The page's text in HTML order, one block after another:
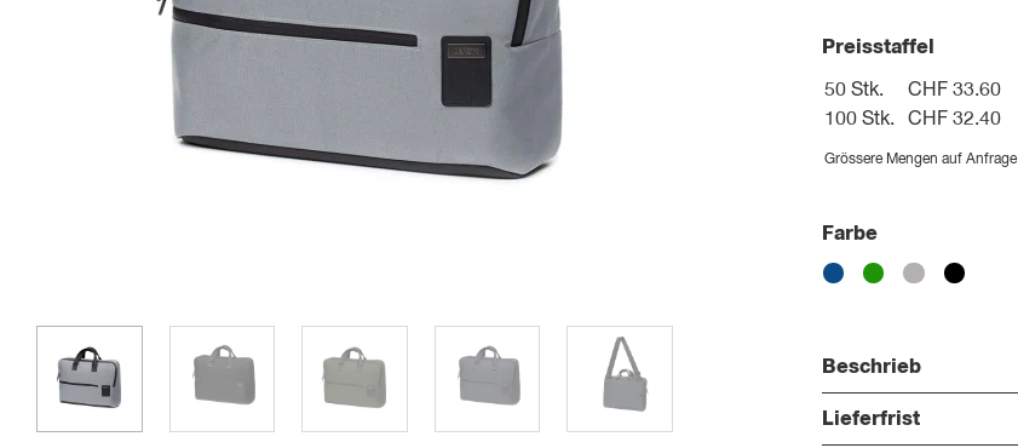
Preisstaffel
50 Stk.
CHF 33.60
100 Stk.
CHF 32.40
Grössere Mengen auf Anfrage
Farbe
Beschrieb
Lieferfrist